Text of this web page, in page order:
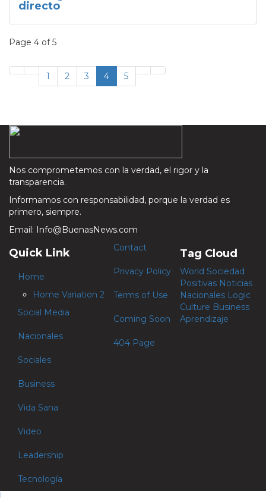
directo
Page 4 of 5
1 2 3 4 5
Nos comprometemos con la verdad, el rigor y la
transparencia.
Informamos con responsabilidad, porque la verdad es
primero, siempre.
Email: Info@BuenasNews.com
Quick Link
Home
Home Variation 2
Social Media
Nacionales
Sociales
Business
Vida Sana
Video
Leadership
Tecnología
Contact
Privacy Policy
Terms of Use
Coming Soon
404 Page
Tag Cloud
World Sociedad
Positivas Noticias
Nacionales Logic
Culture Business
Aprendizaje